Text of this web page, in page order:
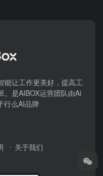
能让工作更美好，提高工
。是AIBOX运营团队由Ai
行么AI品牌
关于我们